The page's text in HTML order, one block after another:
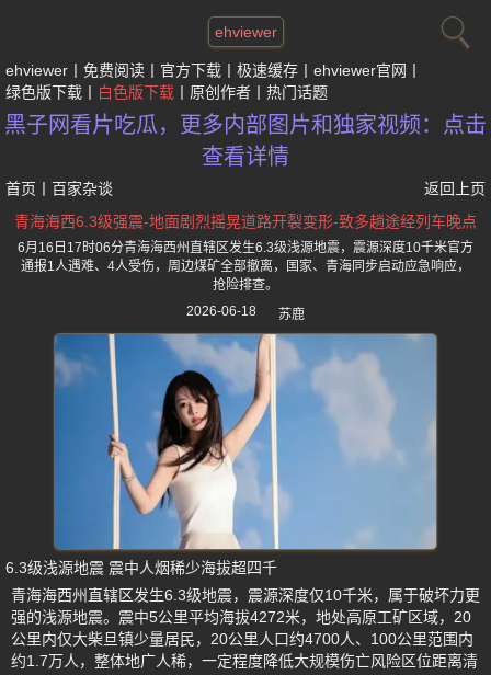
ehviewer
ehviewer 免费阅读 官方下载 极速缓存
ehviewer官网
绿色版下载
白色版下载 原创作者 热门话题
黑子网看片吃瓜，更多内部图片和独家视频：点击
查看详情
首页 百家杂谈
返回上页
青海海西6.3级强震-地面剧烈摇晃道路开裂变形-致多趟途经列车晚点
6月16日17时06分青海海西州直辖区发生6.3级浅源地震，震源深度10千米官方
通报1人遇难、4人受伤，周边煤矿全部撤离，国家、青海同步启动应急响应，
抢险排查。
2026-06-18
苏鹿
6.3级浅源地震 震中人烟稀少海拔超四千
青海海西州直辖区发生6.3级地震，震源深度仅10千米，属于破坏力更
强的浅源地震。震中5公里平均海拔4272米，地处高原工矿区域，20
公里内仅大柴旦镇少量居民，20公里人口约4700人、100公里范围内
约1.7万人，整体地广人稀，一定程度降低大规模伤亡风险区位距离清